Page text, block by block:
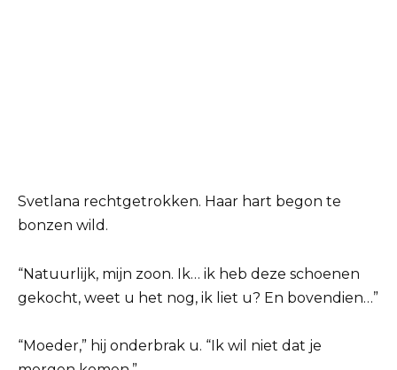
Svetlana rechtgetrokken. Haar hart begon te
bonzen wild.
“Natuurlijk, mijn zoon. Ik… ik heb deze schoenen
gekocht, weet u het nog, ik liet u? En bovendien…”
“Moeder,” hij onderbrak u. “Ik wil niet dat je